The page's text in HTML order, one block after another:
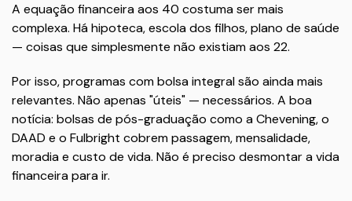
A equação financeira aos 40 costuma ser mais
complexa. Há hipoteca, escola dos filhos, plano de saúde
— coisas que simplesmente não existiam aos 22.
Por isso, programas com bolsa integral são ainda mais
relevantes. Não apenas "úteis" — necessários. A boa
notícia: bolsas de pós-graduação como a Chevening, o
DAAD e o Fulbright cobrem passagem, mensalidade,
moradia e custo de vida. Não é preciso desmontar a vida
financeira para ir.